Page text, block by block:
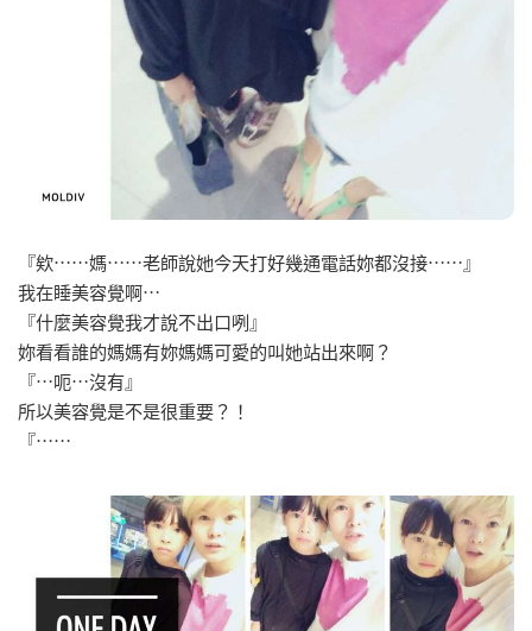
『欸⋯⋯媽⋯⋯老師說她今天打好幾通電話妳都沒接⋯⋯』
我在睡美容覺啊⋯
『什麼美容覺我才說不出口咧』
妳看看誰的媽媽有妳媽媽可愛的叫她站出來啊？
『⋯呃⋯沒有』
所以美容覺是不是很重要？！
『⋯⋯